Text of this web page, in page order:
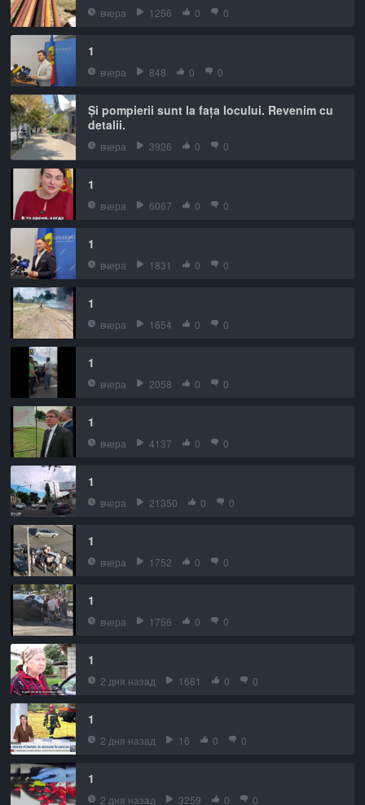
вчера 1256 0 0
1
вчера 848 0 0
Și pompierii sunt la fața locului. Revenim cu
detalii.
вчера 3926 0 0
1
вчера 6067 0 0
1
вчера 1831 0 0
1
вчера 1654 0 0
1
вчера 2058 0 0
1
вчера 4137 0 0
1
вчера 21350 0 0
1
вчера 1752 0 0
1
вчера 1756 0 0
1
2 дня назад 1681 0 0
1
2 дня назад 16 0 0
1
2 дня назад 3259 0 0